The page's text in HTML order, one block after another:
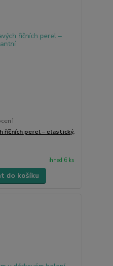
říčních perel – elastický,
ihned 6 ks
do košíku